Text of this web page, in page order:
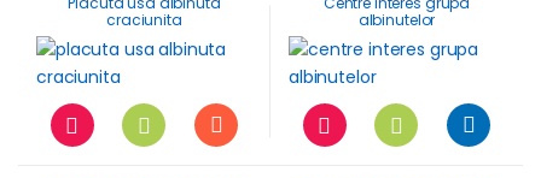
craciunita
albinutelor